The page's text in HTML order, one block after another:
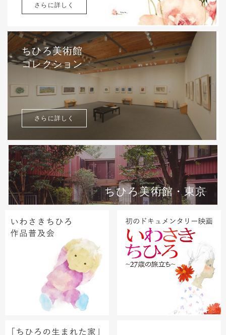
さらに詳しく
ちひろ美術館
コレクション
さらに詳しく
ちひろ美術館・東京